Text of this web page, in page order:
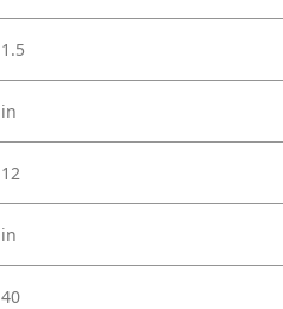
1.5
in
12
in
40